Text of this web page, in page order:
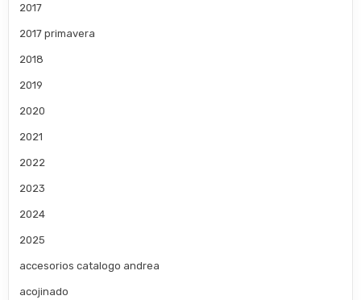
2017
2017 primavera
2018
2019
2020
2021
2022
2023
2024
2025
accesorios catalogo andrea
acojinado